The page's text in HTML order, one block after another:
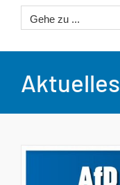
Gehe zu ...
Aktuelles